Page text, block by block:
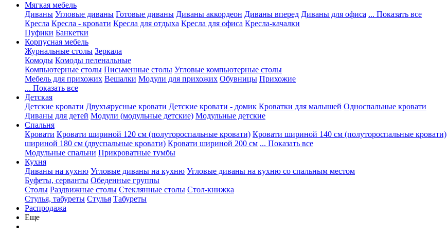
Мягкая мебель
Диваны Угловые диваны Готовые диваны Диваны аккордеон Диваны вперед Диваны для офиса ... Показать все
Кресла Кресла - кровати Кресла для отдыха Кресла для офиса Кресла-качалки
Пуфики Банкетки
Корпусная мебель
Журнальные столы Зеркала
Комоды Комоды пеленальные
Компьютерные столы Письменные столы Угловые компьютерные столы
Мебель для прихожих Вешалки Модули для прихожих Обувницы Прихожие
... Показать все
Детская
Детские кровати Двухъярусные кровати Детские кровати - домик Кроватки для малышей Односпальные кровати
Диваны для детей Модули (модульные детские) Модульные детские
Спальня
Кровати Кровати шириной 120 см (полутороспальные кровати) Кровати шириной 140 см (полутороспальные кровати)
шириной 180 см (двуспальные кровати) Кровати шириной 200 см ... Показать все
Модульные спальни Прикроватные тумбы
Кухня
Диваны на кухню Угловые диваны на кухню Угловые диваны на кухню со спальным местом
Буфеты, серванты Обеденные группы
Столы Раздвижные столы Стеклянные столы Стол-книжка
Стулья, табуреты Стулья Табуреты
Распродажа
Еще